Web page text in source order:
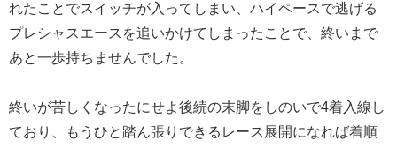
れたことでスイッチが入ってしまい、ハイペースで逃げる
プレシャスエースを追いかけてしまったことで、終いまで
あと一歩持ちませんでした。
終いが苦しくなったにせよ後続の末脚をしのいで4着入線し
ており、もうひと踏ん張りできるレース展開になれば着順